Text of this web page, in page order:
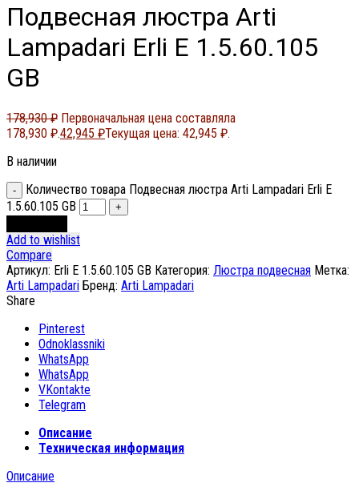
Подвесная люстра Arti
Lampadari Erli E 1.5.60.105
GB
178,930₽ Первоначальная цена составляла
178,930 ₽.42,945 ₽Текущая цена: 42,945 ₽.
В наличии
Количество товара Подвесная люстра Arti Lampadari Erli E
1.5.60.105 GB
Add to wishlist
Compare
Артикул: Erli E 1.5.60.105 GB Категория: Люстра подвесная Метка:
Arti Lampadari Бренд: Arti Lampadari
Share
Pinterest
Odnoklassniki
WhatsApp
WhatsApp
VKontakte
Telegram
Описание
Техническая информация
Описание